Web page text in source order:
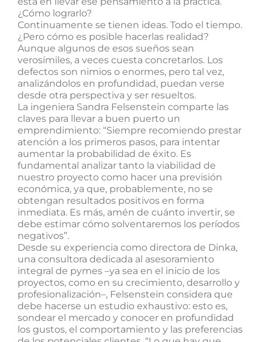
¿Cómo lograrlo?
Continuamente se tienen ideas. Todo el tiempo.
¿Pero cómo es posible hacerlas realidad?
Aunque algunos de esos sueños sean
verosímiles, a veces cuesta concretarlos. Los
defectos son nimios o enormes, pero tal vez,
analizándolos en profundidad, puedan verse
desde otra perspectiva y ser resueltos.
La ingeniera Sandra Felsenstein comparte las
claves para llevar a buen puerto un
emprendimiento: “Siempre recomiendo prestar
atención a los primeros pasos, para intentar
aumentar la probabilidad de éxito. Es
fundamental analizar tanto la viabilidad de
nuestro proyecto como hacer una previsión
económica, ya que, probablemente, no se
obtengan resultados positivos en forma
inmediata. Es más, amén de cuánto invertir, se
debe estimar cómo solventaremos los períodos
negativos”.
Desde su experiencia como directora de Dinka,
una consultora dedicada al asesoramiento
integral de pymes –ya sea en el inicio de los
proyectos, como en su crecimiento, desarrollo y
profesionalización–, Felsenstein considera que
debe hacerse un estudio exhaustivo: esto es,
sondear el mercado y conocer en profundidad
los gustos, el comportamiento y las preferencias